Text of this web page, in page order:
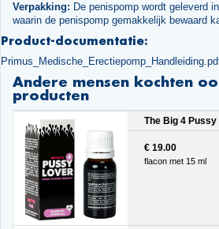
Verpakking: De penispomp wordt geleverd
waarin de penispomp gemakkelijk bewaard
Product-documentatie:
Andere mensen kochten
producten
The Big 4 Pussy
€ 19.00
flacon met 15 ml